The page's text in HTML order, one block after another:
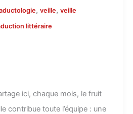
, veille, veille
littéraire
ici, chaque mois, le fruit
contribue toute l’équipe : une